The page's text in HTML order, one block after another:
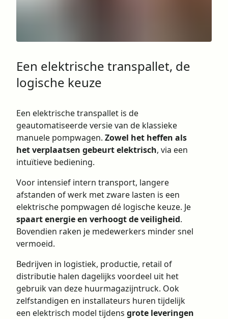
Een elektrische transpallet, de
logische keuze
Een elektrische transpallet is de
geautomatiseerde versie van de klassieke
manuele pompwagen. Zowel het heffen als
het verplaatsen gebeurt elektrisch, via een
intuïtieve bediening.
Voor intensief intern transport, langere
afstanden of werk met zware lasten is een
elektrische pompwagen dé logische keuze. Je
spaart energie en verhoogt de veiligheid.
Bovendien raken je medewerkers minder snel
vermoeid.
Bedrijven in logistiek, productie, retail of
distributie halen dagelijks voordeel uit het
gebruik van deze huurmagazijntruck. Ook
zelfstandigen en installateurs huren tijdelijk
een elektrisch model tijdens grote leveringen